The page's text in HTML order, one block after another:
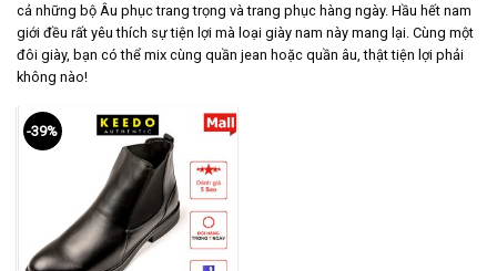
cả những bộ Âu phục trang trọng và trang phục hàng ngày. Hầu hết nam
giới đều rất yêu thích sự tiện lợi mà loại giày nam này mang lại. Cùng một
đôi giày, bạn có thể mix cùng quần jean hoặc quần âu, thật tiện lợi phải
không nào!
-39%